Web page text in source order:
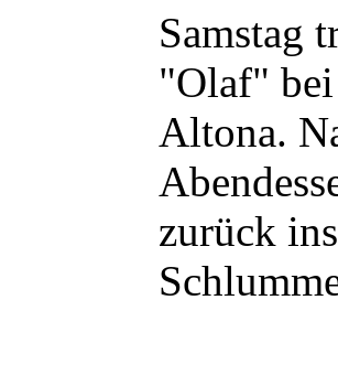
Samstag
"Olaf"
Altona.
zurück